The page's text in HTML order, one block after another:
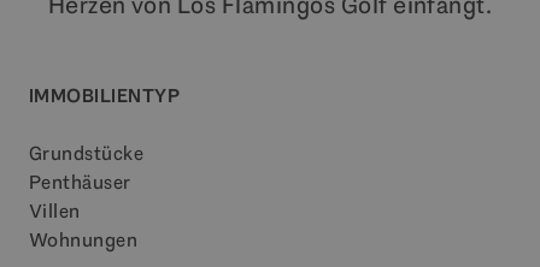
IMMOBILIENTYP
Grundstücke
Penthäuser
Villen
Wohnungen